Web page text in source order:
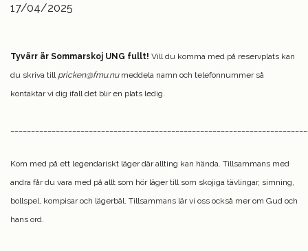
17/04/2025
Tyvärr är Sommarskoj UNG fullt! Vill du komma med på reservplats kan
du skriva till pricken@fmu.numeddela namn och telefonnummer så
kontaktar vi dig ifall det blir en plats ledig.
Kom med på ett legendariskt läger där allting kan hända. Tillsammans med
andra får du vara med på allt som hör läger till som skojiga tävlingar, simning,
bollspel, kompisar och lägerbål. Tillsammans lär vi oss också mer om Gud och
hans ord.